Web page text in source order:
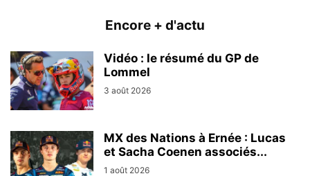
Encore + d'actu
Vidéo : le résumé du GP de
Lommel
3 août 2026
MX des Nations à Ernée : Lucas
et Sacha Coenen associés...
1 août 2026